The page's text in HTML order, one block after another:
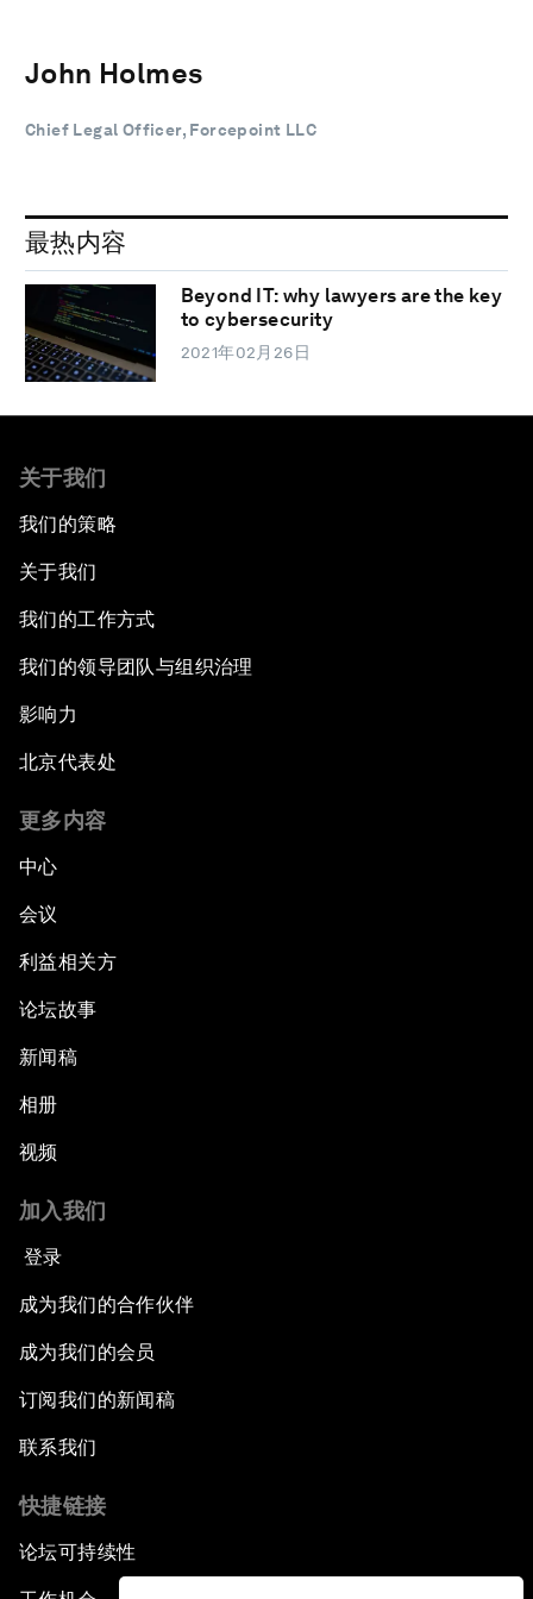
John Holmes
Chief Legal Officer, Forcepoint LLC
最热内容
Beyond IT: why lawyers are the key
to cybersecurity
2021年02月26日
关于我们
我们的策略
关于我们
我们的工作方式
我们的领导团队与组织治理
影响力
北京代表处
更多内容
中心
会议
利益相关方
论坛故事
新闻稿
相册
视频
加入我们
登录
成为我们的合作伙伴
成为我们的会员
订阅我们的新闻稿
联系我们
快捷链接
论坛可持续性